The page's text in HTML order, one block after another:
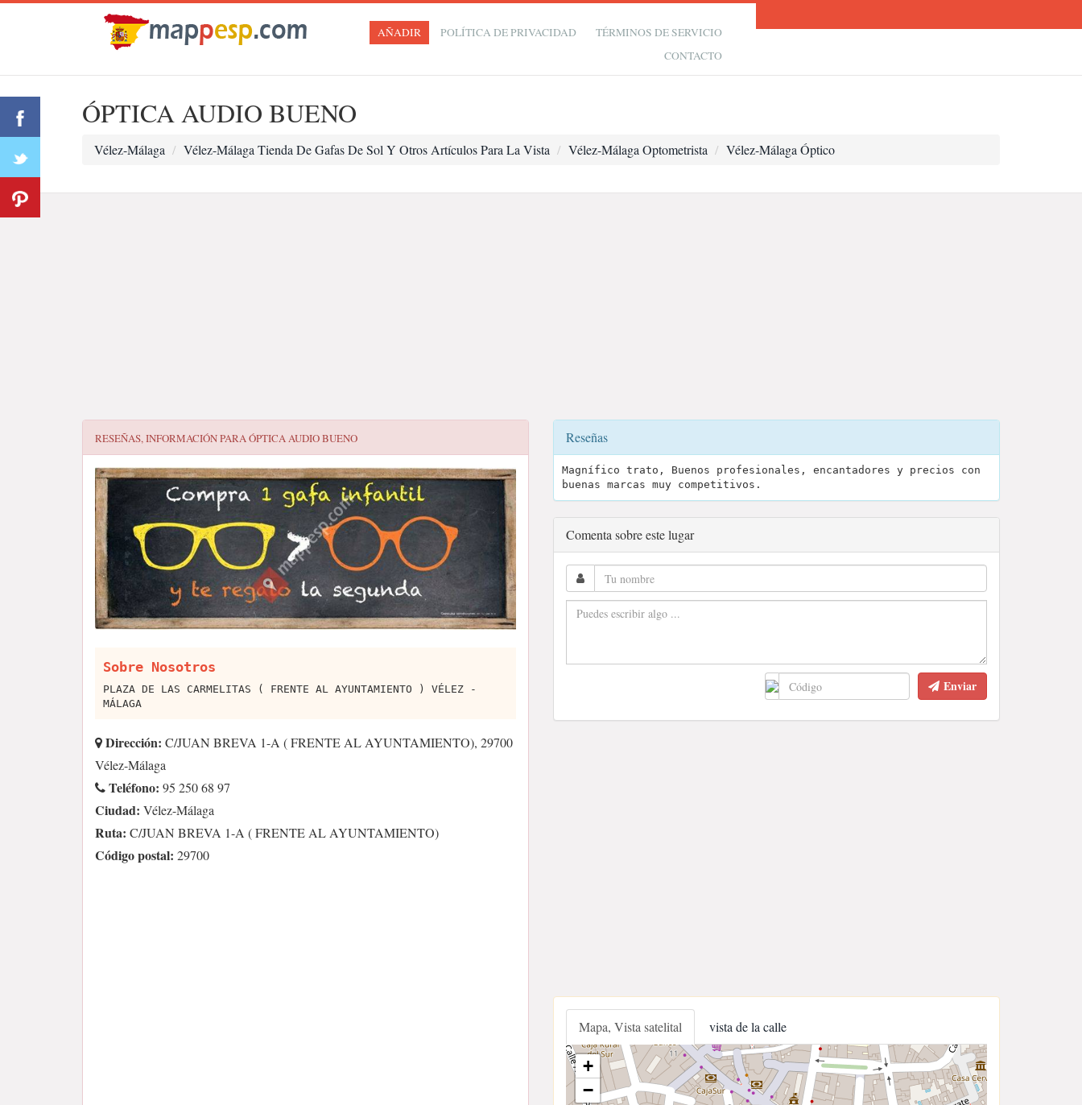
AÑADIR POLÍTICA DE PRIVACIDAD
TÉRMINOS DE SERVICIO
CONTACTO
ÓPTICA AUDIO BUENO
Vélez-Málaga Vélez-Málaga Tienda De Gafas De Sol Y Otros Artículos Para La Vista Vélez-Málaga Optometrista Vélez-Málaga Óptico
RESEÑAS, INFORMACIÓN PARAÓPTICA AUDIO BUENO
Sobre Nosotros
PLAZA DE LAS CARMELITAS ( FRENTE AL AYUNTAMIENTO ) VÉLEZ -
MÁLAGA
Dirección: C/JUAN BREVA 1-A ( FRENTE AL AYUNTAMIENTO), 29700
Vélez-Málaga
Teléfono: 95 250 68 97
Ciudad: Vélez-Málaga
Ruta: C/JUAN BREVA 1-A ( FRENTE AL AYUNTAMIENTO)
Código postal: 29700
Reseñas
Magnífico trato, Buenos profesionales, encantadores y precios con
buenas marcas muy competitivos.
Comenta sobre este lugar
Enviar
Mapa, Vista satelital vista de la calle
+
−